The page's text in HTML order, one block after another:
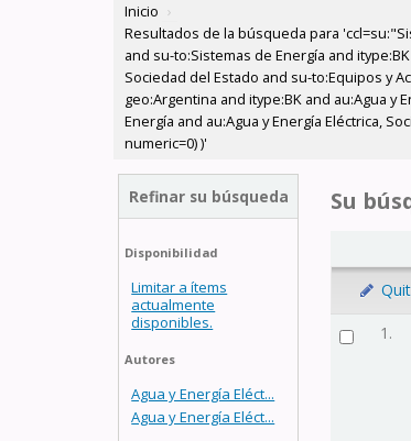
Inicio ›
Resultados de la búsqueda para
and su-to:Sistemas de Energía and
Sociedad del Estado and su-to:Equipos y
geo:Argentina and itype:BK and au:Agua y
Energía and au:Agua y Energía Eléctrica,
numeric=0) )'
Refinar su búsqueda
Disponibilidad
Limitar a ítems
actualmente
disponibles.
Autores
Agua y Energía Eléct...
Agua y Energía Eléct...
Su
1.